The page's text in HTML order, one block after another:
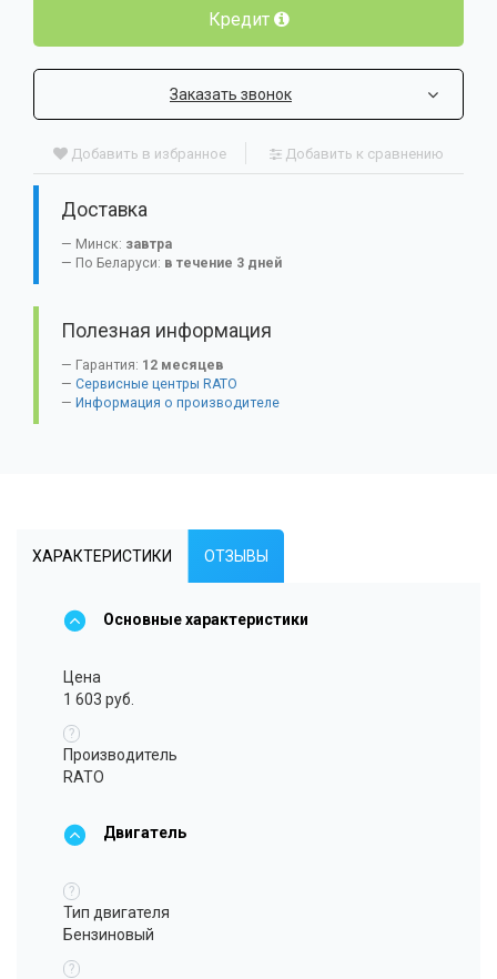
Кредит
Заказать звонок
Добавить в избранное Добавить к сравнению
Доставка
Минск: завтра
По Беларуси: в течение 3 дней
Полезная информация
Гарантия: 12 месяцев
Сервисные центры RATO
Информация о производителе
ХАРАКТЕРИСТИКИ ОТЗЫВЫ
Основные характеристики
Цена
1 603 руб.
?
Производитель
RATO
Двигатель
?
Тип двигателя
Бензиновый
?